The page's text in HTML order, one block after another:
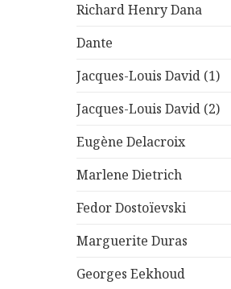
Richard Henry Dana
Dante
Jacques-Louis David (1)
Jacques-Louis David (2)
Eugène Delacroix
Marlene Dietrich
Fedor Dostoïevski
Marguerite Duras
Georges Eekhoud